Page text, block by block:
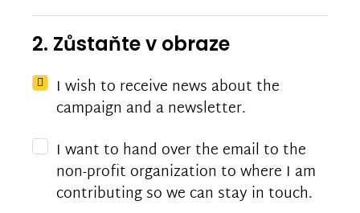
2. Zůstaňte v obraze
I wish to receive news about the
campaign and a newsletter.
I want to hand over the email to the
non-profit organization to where I am
contributing so we can stay in touch.